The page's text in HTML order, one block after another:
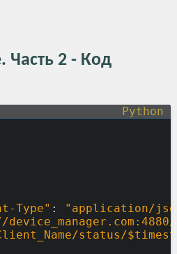
Часть 2 - Код
Type" :
"application/
status/